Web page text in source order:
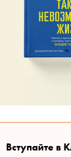
Вступайте в